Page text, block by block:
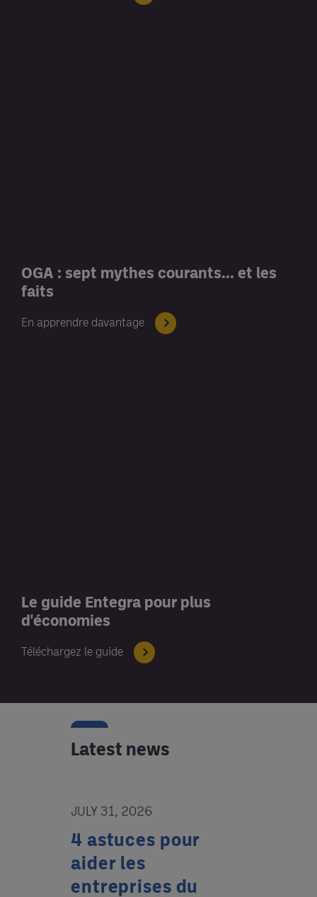
OGA : sept mythes courants... et les
faits
En apprendre davantage
Le guide Entegra pour plus
d'économies
Téléchargez le guide
Latest news
JULY 31, 2026
4 astuces pour
aider les
entreprises du